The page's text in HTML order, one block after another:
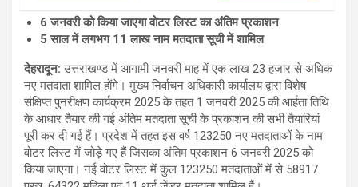
6 जनवरी को किया जाएगा वोटर लिस्ट का अंतिम प्रकाशन
5 साल में लगभग 11 लाख नाम मतदाता सूची में शामिल
देहरादून:उत्तराखण्ड में आगामी जनवरी माह में एक लाख 23 हजार से अधिक
नए मतदाता शामिल होंगे। मुख्य निर्वाचन अधिकारी कार्यालय द्वारा विशेष
संक्षिप्त पुनरीक्षण कार्यक्रम 2025 के तहत 1 जनवरी 2025 की आर्हता तिथि
के आधार तैयार की गई अंतिम मतदाता सूची के प्रकाशन की सभी तैयारियां
पूरी कर दी गई हैं। प्रदेश में तहत इस वर्ष 123250 नए मतदाताओं के नाम
वोटर लिस्ट में जोड़े गए हैं जिसका अंतिम प्रकाशन 6 जनवरी 2025 को
किया जाएगा। नई वोटर लिस्ट में कुल 123250 मतदाताओं में से 58917